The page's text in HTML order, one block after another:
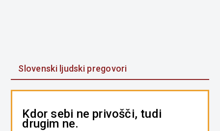
Slovenski ljudski pregovori
Kdor sebi ne privošči, tudi
drugim ne.